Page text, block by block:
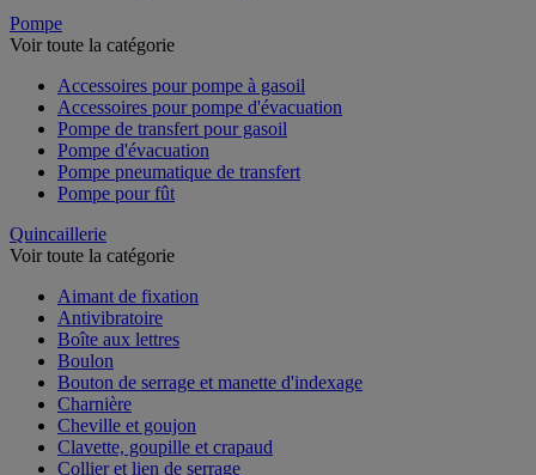
Pompe
Voir toute la catégorie
Accessoires pour pompe à gasoil
Accessoires pour pompe d'évacuation
Pompe de transfert pour gasoil
Pompe d'évacuation
Pompe pneumatique de transfert
Pompe pour fût
Quincaillerie
Voir toute la catégorie
Aimant de fixation
Antivibratoire
Boîte aux lettres
Boulon
Bouton de serrage et manette d'indexage
Charnière
Cheville et goujon
Clavette, goupille et crapaud
Collier et lien de serrage